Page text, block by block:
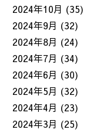
2024年10月 (35)
2024年9月 (32)
2024年8月 (24)
2024年7月 (34)
2024年6月 (30)
2024年5月 (32)
2024年4月 (23)
2024年3月 (25)